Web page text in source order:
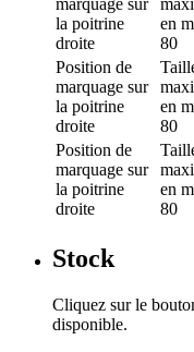
la poitrine
droite
en
80
Position de
marquage sur
la poitrine
droite
en
80
Position de
marquage sur
la poitrine
droite
en
80
Stock
Cliquez sur le
disponible.